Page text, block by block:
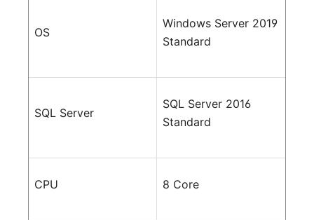
OS
Windows Server 2019
Standard
SQL Server
SQL Server 2016
Standard
CPU 8 Core